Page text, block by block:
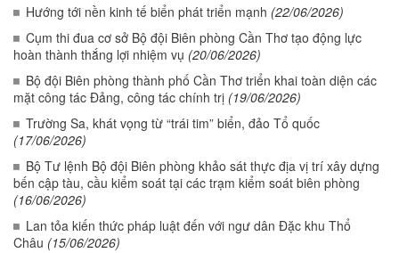
Hướng tới nền kinh tế biển phát triển mạnh (22/06/2026)
Cụm thi đua cơ sở Bộ đội Biên phòng Cần Thơ tạo động lực
hoàn thành thắng lợi nhiệm vụ (20/06/2026)
Bộ đội Biên phòng thành phố Cần Thơ triển khai toàn diện các
mặt công tác Đảng, công tác chính trị (19/06/2026)
Trường Sa, khát vọng từ “trái tim” biển, đảo Tổ quốc
(17/06/2026)
Bộ Tư lệnh Bộ đội Biên phòng khảo sát thực địa vị trí xây dựng
bến cập tàu, cầu kiểm soát tại các trạm kiểm soát biên phòng
(16/06/2026)
Lan tỏa kiến thức pháp luật đến với ngư dân Đặc khu Thổ
Châu (15/06/2026)